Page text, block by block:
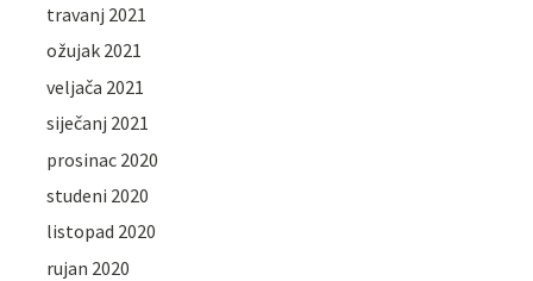
travanj 2021
ožujak 2021
veljača 2021
siječanj 2021
prosinac 2020
studeni 2020
listopad 2020
rujan 2020